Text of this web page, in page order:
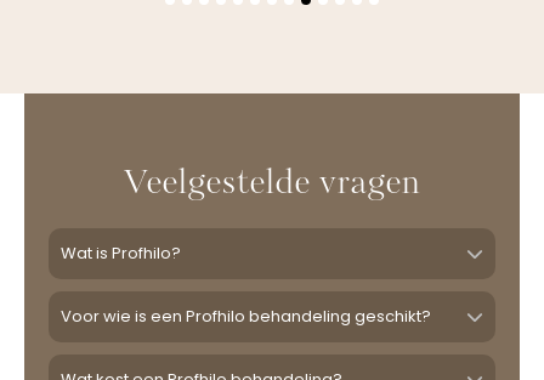
Veelgestelde vragen
Wat is Profhilo?
Voor wie is een Profhilo behandeling geschikt?